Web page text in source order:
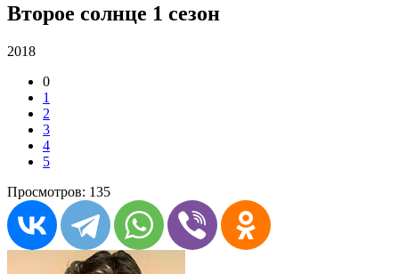
Второе солнце 1 сезон
2018
0
1
2
3
4
5
Просмотров: 135